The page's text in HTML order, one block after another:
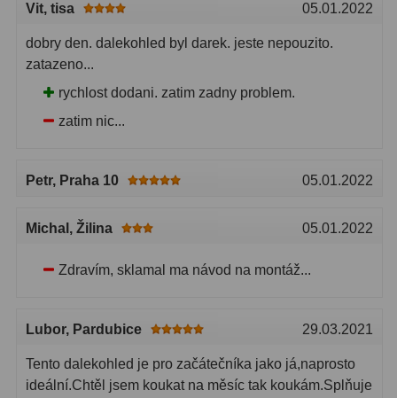
Vit, tisa 05.01.2022
dobry den. dalekohled byl darek. jeste nepouzito.
zatazeno...
rychlost dodani. zatim zadny problem.
zatim nic...
Petr, Praha 10 05.01.2022
Michal , Žilina 05.01.2022
Zdravím, sklamal ma návod na montáž...
Lubor, Pardubice 29.03.2021
Tento dalekohled je pro začátečníka jako já,naprosto
ideální.Chtěl jsem koukat na měsíc tak koukám.Splňuje